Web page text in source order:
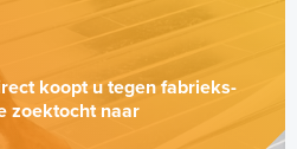
koopt u tegen fabrieks-
zoektocht naar